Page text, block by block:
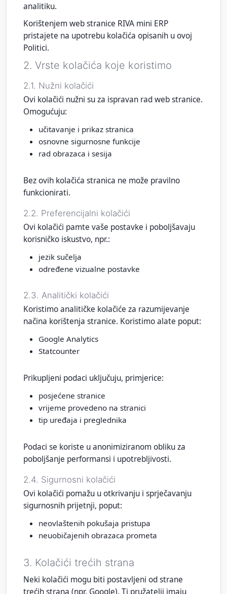
analitiku.
Korištenjem web stranice RIVA mini ERP
pristajete na upotrebu kolačića opisanih u ovoj
Politici.
2. Vrste kolačića koje koristimo
2.1. Nužni kolačići
Ovi kolačići nužni su za ispravan rad web stranice.
Omogućuju:
učitavanje i prikaz stranica
osnovne sigurnosne funkcije
rad obrazaca i sesija
Bez ovih kolačića stranica ne može pravilno
funkcionirati.
2.2. Preferencijalni kolačići
Ovi kolačići pamte vaše postavke i poboljšavaju
korisničko iskustvo, npr.:
jezik sučelja
određene vizualne postavke
2.3. Analitički kolačići
Koristimo analitičke kolačiće za razumijevanje
načina korištenja stranice. Koristimo alate poput:
Google Analytics
Statcounter
Prikupljeni podaci uključuju, primjerice:
posjećene stranice
vrijeme provedeno na stranici
tip uređaja i preglednika
Podaci se koriste u anonimiziranom obliku za
poboljšanje performansi i upotrebljivosti.
2.4. Sigurnosni kolačići
Ovi kolačići pomažu u otkrivanju i sprječavanju
sigurnosnih prijetnji, poput:
neovlaštenih pokušaja pristupa
neuobičajenih obrazaca prometa
3. Kolačići trećih strana
Neki kolačići mogu biti postavljeni od strane
trećih strana (npr. Google). Ti pružatelji imaju